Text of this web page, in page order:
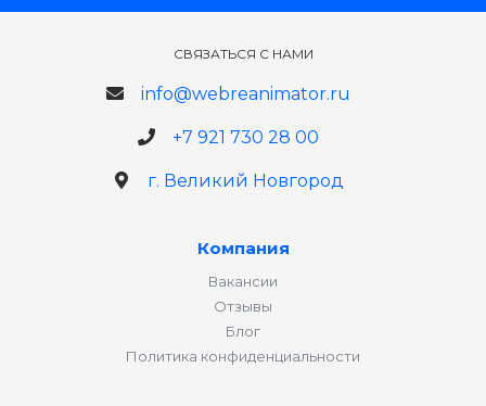
СВЯЗАТЬСЯ С НАМИ
info@webreanimator.ru
+7 921 730 28 00
г. Великий Новгород
Компания
Вакансии
Отзывы
Блог
Политика конфиденциальности